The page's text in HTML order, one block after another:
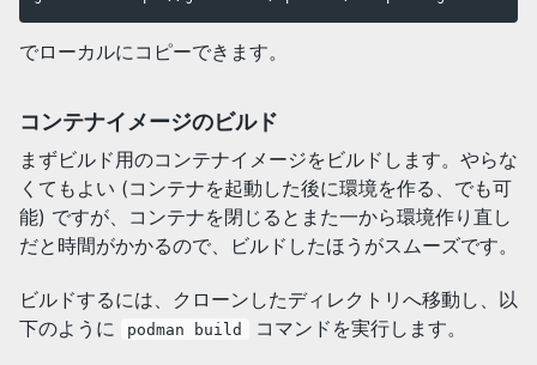
でローカルにコピーできます。
コンテナイメージのビルド
まずビルド用のコンテナイメージをビルドします。やらな
くてもよい (コンテナを起動した後に環境を作る、でも可
能) ですが、コンテナを閉じるとまた一から環境作り直し
だと時間がかかるので、ビルドしたほうがスムーズです。
ビルドするには、クローンしたディレクトリへ移動し、以
下のように
podman build コマンドを実行します。